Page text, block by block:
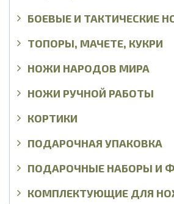
БОЕВЫЕ И ТАКТИЧЕСКИЕ
ТОПОРЫ, МАЧЕТЕ, КУКРИ
НОЖИ НАРОДОВ МИРА
НОЖИ РУЧНОЙ РАБОТЫ
КОРТИКИ
ПОДАРОЧНАЯ УПАКОВКА
ПОДАРОЧНЫЕ НАБОРЫ И
КОМПЛЕКТУЮЩИЕ ДЛЯ